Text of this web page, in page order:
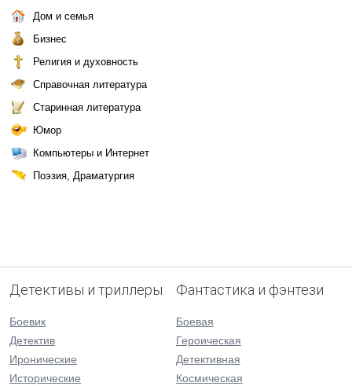
Дом и семья
Бизнес
Религия и духовность
Справочная литература
Старинная литература
Юмор
Компьютеры и Интернет
Поэзия, Драматургия
Детективы и триллеры
Боевик
Детектив
Иронические
Исторические
Фантастика и фэнтези
Боевая
Героическая
Детективная
Космическая